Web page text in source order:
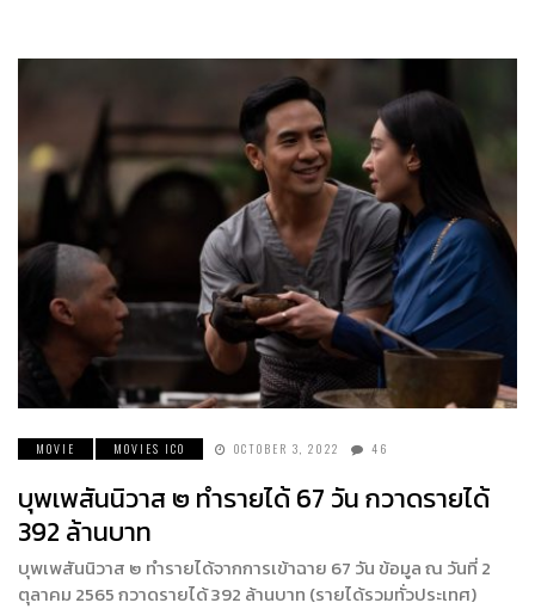
MOVIE MOVIES ICO OCTOBER 3, 2022 46
บุพเพสันนิวาส ๒ ทำรายได้ 67 วัน กวาดรายได้
392 ล้านบาท
บุพเพสันนิวาส ๒ ทำรายได้จากการเข้าฉาย 67 วัน ข้อมูล ณ วันที่ 2
ตุลาคม 2565 กวาดรายได้ 392 ล้านบาท (รายได้รวมทั่วประเทศ)